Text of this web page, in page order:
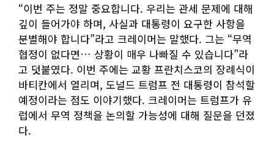
“이번 주는 정말 중요합니다. 우리는 관세 문제에 대해
깊이 들어가야 하며, 사실과 대통령이 요구한 사항을
분별해야 합니다”라고 크레이머는 말했다. 그는 “무역
협정이 없다면… 상황이 매우 나빠질 수 있습니다”라
고 덧붙였다. 이번 주에는 교황 프란치스코의 장례식이
바티칸에서 열리며, 도널드 트럼프 전 대통령이 참석할
예정이라는 점도 이야기했다. 크레이머는 트럼프가 유
럽에서 무역 정책을 논의할 가능성에 대해 질문을 던졌
다.